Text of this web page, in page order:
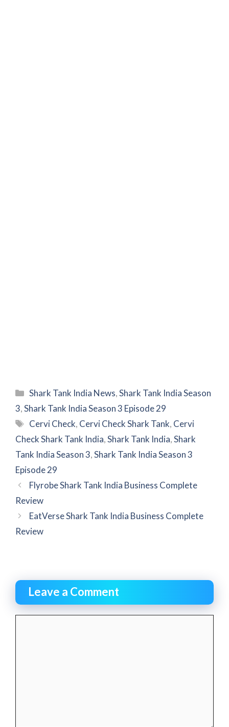
Categories
Shark Tank India News,Shark Tank India Season
3,Shark Tank India Season 3 Episode 29
Tags
Cervi Check, Cervi Check Shark Tank, Cervi
Check Shark Tank India,Shark Tank India,Shark
Tank India Season 3,Shark Tank India Season 3
Episode 29
Flyrobe Shark Tank India Business Complete
Review
EatVerse Shark Tank India Business Complete
Review
Leave a Comment